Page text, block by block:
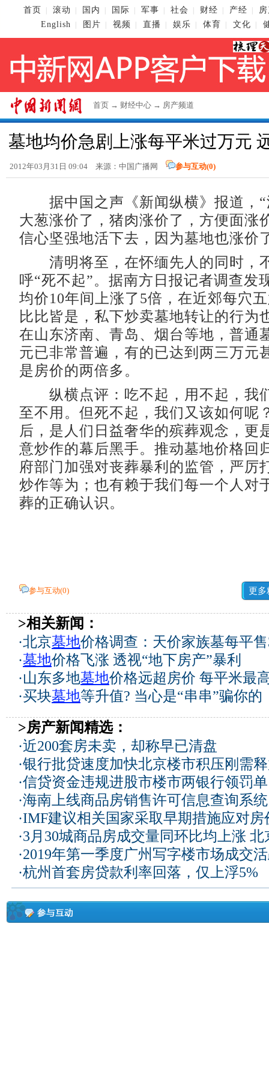
首页 滚动 国内 国际 军事 社会 财经 产经
English
图片 视频 直播 娱乐 体育 文化
首页 → 财经中心 → 房产频道
墓地均价急剧上涨每平米过万元
2012年03月31日 09:04 来源：中国广播网 参与互动(0)
据中国之声《新闻纵横》报道，“
大葱涨价了，猪肉涨价了，方便面
信心坚强地活下去，因为墓地也涨价
清明将至，在怀缅先人的同时，
呼“死不起”。据南方日报记者调查发
均价10年间上涨了5倍，在近郊每穴
比比皆是，私下炒卖墓地转让的行为
在山东济南、青岛、烟台等地，普通
元已非常普遍，有的已达到两三万元
是房价的两倍多。
纵横点评：吃不起，用不起，我
至不用。但死不起，我们又该如何呢
后，是人们日益奢华的殡葬观念，更
意炒作的幕后黑手。推动墓地价格回
府部门加强对丧葬暴利的监管，严厉
炒作等为；也有赖于我们每一个人对
葬的正确认识。
参与互动(0) 更多
>相关新闻：
·北京墓地价格调查：天价家族墓每平
·墓地价格飞涨 透视“地下房产”暴利
·山东多地墓地价格远超房价 每平米最
·买块墓地等升值? 当心是“串串”骗你的
>房产新闻精选：
·近200套房未卖，却称早已清盘
·银行批贷速度加快北京楼市积压刚需
·信贷资金违规进股市楼市两银行领罚单
·海南上线商品房销售许可信息查询系统
·IMF建议相关国家采取早期措施应对房
·3月30城商品房成交量同环比均上涨
·2019年第一季度广州写字楼市场成交
·杭州首套房贷款利率回落，仅上浮5%